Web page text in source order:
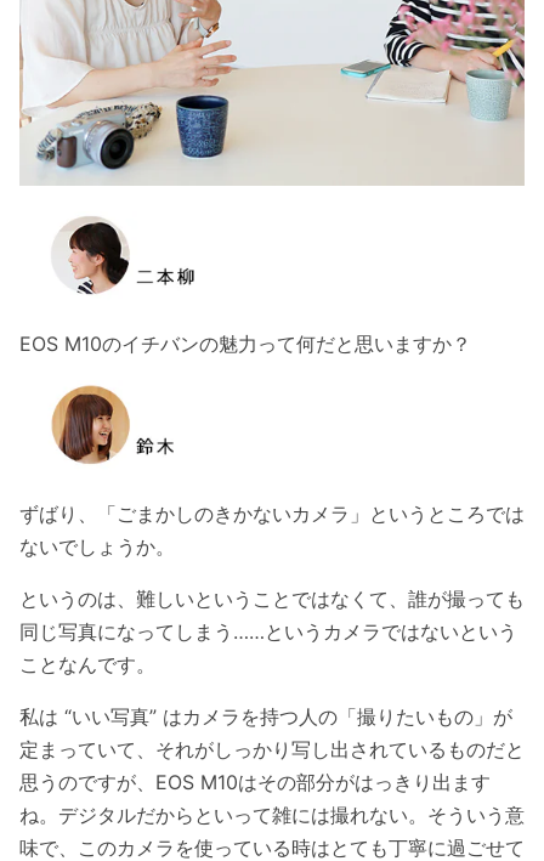
EOS M10のイチバンの魅力って何だと思いますか？
ずばり、「ごまかしのきかないカメラ」というところでは
ないでしょうか。
というのは、難しいということではなくて、誰が撮っても
同じ写真になってしまう……というカメラではないという
ことなんです。
私は “いい写真” はカメラを持つ人の「撮りたいもの」が
定まっていて、それがしっかり写し出されているものだと
思うのですが、EOS M10はその部分がはっきり出ます
ね。デジタルだからといって雑には撮れない。そういう意
味で、このカメラを使っている時はとても丁寧に過ごせて